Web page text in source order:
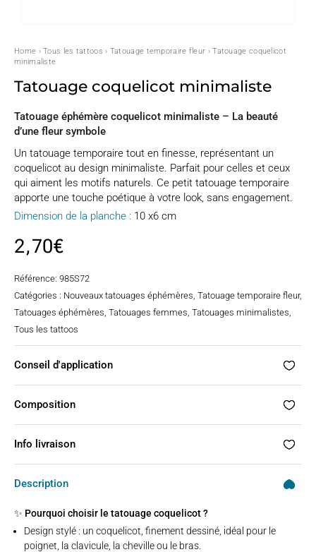
Home ›Tous les tattoos › Tatouage temporaire fleur › Tatouage coquelicot
minimaliste
Tatouage coquelicot minimaliste
Tatouage éphémère coquelicot minimaliste – La beauté
d’une fleur symbole
Un tatouage temporaire tout en finesse, représentant un
coquelicot au design minimaliste. Parfait pour celles et ceux
qui aiment les motifs naturels. Ce petit tatouage temporaire
apporte une touche poétique à votre look, sans engagement.
Dimension de la planche : 10 x6 cm
2,70€
Référence: 985S72
Catégories : Nouveaux tatouages éphémères, Tatouage temporaire fleur,
Tatouages éphémères, Tatouages femmes, Tatouages minimalistes,
Tous les tattoos
Conseil d'application
Composition
Info livraison
Description
✨ Pourquoi choisir le tatouage coquelicot ?
Design stylé : un coquelicot, finement dessiné, idéal pour le
poignet, la clavicule, la cheville ou le bras.